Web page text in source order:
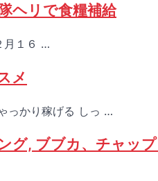
ヘリで食糧補給
月１６ …
メ
っかり稼げる しっ …
グ, ブブカ、チャッ